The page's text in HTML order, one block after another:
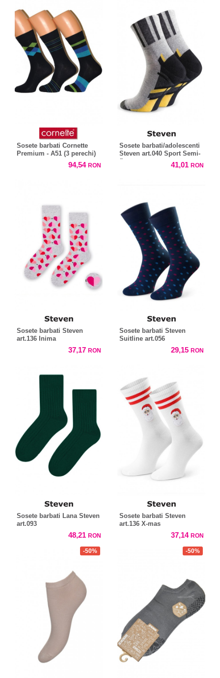
Sosete barbati Cornette
Premium - A51 (3 perechi)
94,54 RON
Sosete barbati/adolescenti
Steven art.040 Sport Semi-
flausate
41,01 RON
Sosete barbati Steven
art.136 Inima
37,17 RON
Sosete barbati Steven
Suitline art.056
29,15 RON
Sosete barbati Lana Steven
art.093
48,21 RON
Sosete barbati Steven
art.136 X-mas
37,14 RON
-50% -50%